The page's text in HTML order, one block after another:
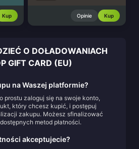
Kup Opinie Kup
O DOŁADOWANIACH
GIFT CARD (EU)
na Waszej platformie?
prostu zaloguj się na swoje konto,
który chcesz kupić, i postępuj
zakupu. Możesz sfinalizować
metod płatności.
akceptujecie?